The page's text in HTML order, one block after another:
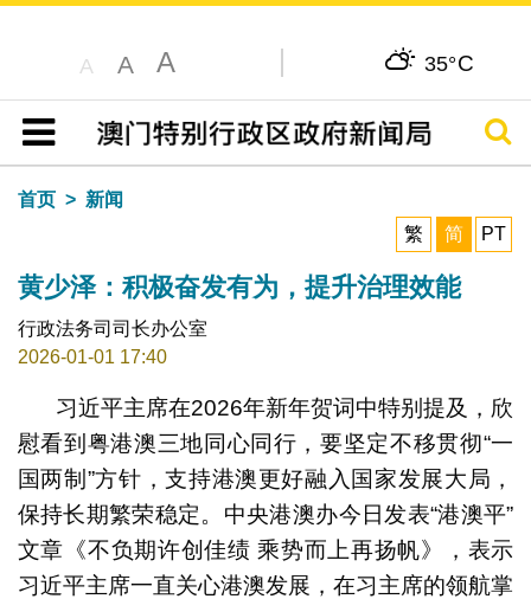
A A A 35°C
目录
搜寻
首页
新闻
繁
简 PT
黄少泽：积极奋发有为，提升治理效能
行政法务司司长办公室
2026-01-01 17:40
习近平主席在2026年新年贺词中特别提及，欣
慰看到粤港澳三地同心同行，要坚定不移贯彻“一
国两制”方针，支持港澳更好融入国家发展大局，
保持长期繁荣稳定。中央港澳办今日发表“港澳平”
文章《不负期许创佳绩 乘势而上再扬帆》，表示
习近平主席一直关心港澳发展，在习主席的领航掌